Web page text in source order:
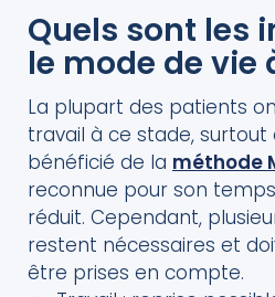
Quels sont les
le mode de vie
La plupart des patients
travail à ce stade, surtout
bénéficié de la méthode
reconnue pour son
réduit. Cependant,
restent nécessaires et
être prises en compte.